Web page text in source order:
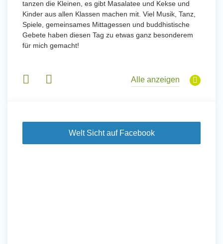
tanzen die Kleinen, es gibt Masalatee und Kekse und
Kinder aus allen Klassen machen mit. Viel Musik, Tanz,
Spiele, gemeinsames Mittagessen und buddhistische
Gebete haben diesen Tag zu etwas ganz besonderem
für mich gemacht!
Alle anzeigen
Welt Sicht auf Facebook